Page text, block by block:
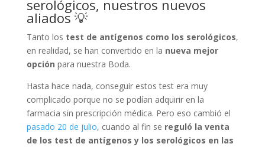
serológicos, nuestros nuevos
aliados 💡
Tanto los test de antígenos como los serológicos,
en realidad, se han convertido en la nueva mejor
opción para nuestra Boda.
Hasta hace nada, conseguir estos test era muy
complicado porque no se podían adquirir en la
farmacia sin prescripción médica. Pero eso cambió el
pasado 20 de julio, cuando al fin se reguló la venta
de los test de antígenos y los serológicos en las